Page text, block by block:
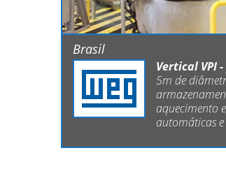
Brasil
Vertical VPI
5m de
aquecimento
automáticas e